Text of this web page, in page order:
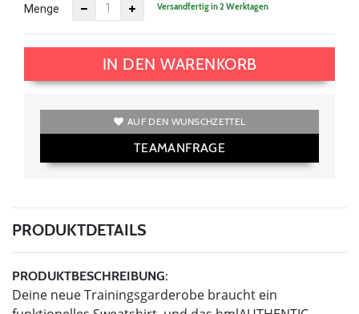
Menge Versandfertig in 2 Werktagen
IN DEN WARENKORB
AUF DEN WUNSCHZETTEL
TEAMANFRAGE
PRODUKTDETAILS
PRODUKTBESCHREIBUNG:
Deine neue Trainingsgarderobe braucht ein